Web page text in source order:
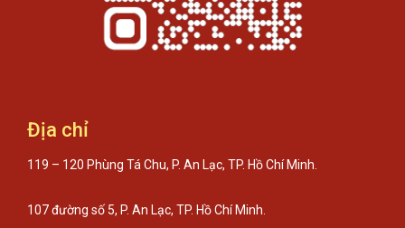
Địa chỉ
119 – 120 Phùng Tá Chu, P. An Lạc, TP. Hồ Chí Minh.
107 đường số 5, P. An Lạc, TP. Hồ Chí Minh.